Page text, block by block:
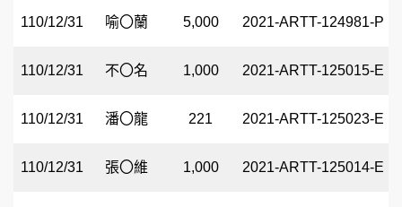
110/12/31 喻〇蘭 5,000 2021-ARTT-124981-P
110/12/31 不〇名 1,000 2021-ARTT-125015-E
110/12/31 潘〇龍 221 2021-ARTT-125023-E
110/12/31 張〇維 1,000 2021-ARTT-125014-E